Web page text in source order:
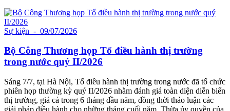
Sự kiện - 09/07/2026
Bộ Công Thương họp Tổ điều hành thị trường
trong nước quý II/2026
Sáng 7/7, tại Hà Nội, Tổ điều hành thị trường trong nước đã tổ chức
phiên họp thường kỳ quý II/2026 nhằm đánh giá toàn diện diễn biến
thị trường, giá cả trong 6 tháng đầu năm, đồng thời thảo luận các
giải pháp điều hành cho những tháng cuối năm. Thừa ủy quyền của